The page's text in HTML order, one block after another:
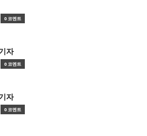
0 코멘트
자
0 코멘트
자
0 코멘트